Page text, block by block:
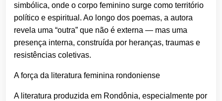
simbólica, onde o corpo feminino surge como território
político e espiritual. Ao longo dos poemas, a autora
revela uma “outra” que não é externa — mas uma
presença interna, construída por heranças, traumas e
resistências coletivas.
A força da literatura feminina rondoniense
A literatura produzida em Rondônia, especialmente por